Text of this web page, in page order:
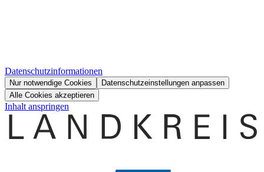
Datenschutzinformationen
Nur notwendige Cookies
Datenschutzeinstellungen anpassen
Alle Cookies akzeptieren
Inhalt anspringen